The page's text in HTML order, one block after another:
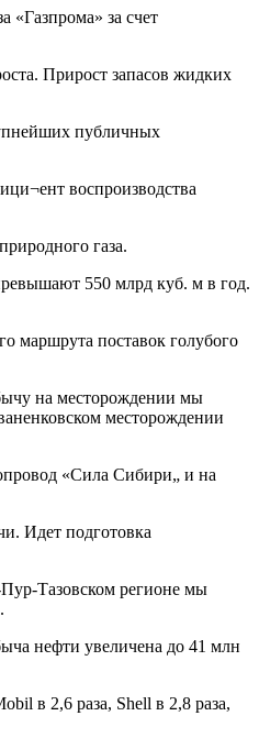
«Газпрома» за счет
Прирост запасов жидких
публичных
воспроизводства
газа.
550 млрд куб. м в год.
маршрута поставок голубого
на месторождении мы
месторождении
«Сила Сибири„ и на
Идет подготовка
Тазовском регионе мы
нефти увеличена до 41 млн
в 2,6 раза, Shell в 2,8 раза,